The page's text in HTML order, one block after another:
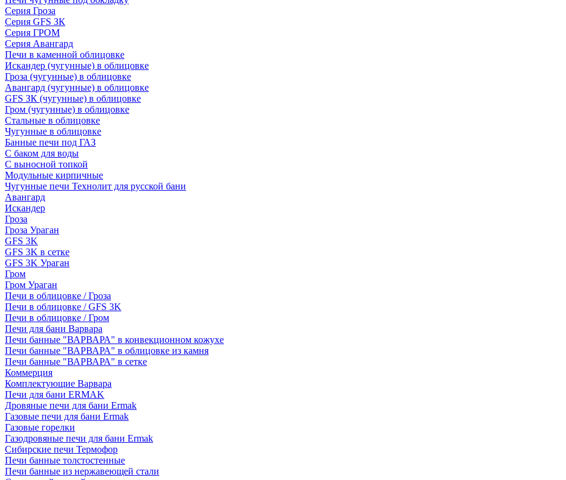
Серия Гроза
Серия GFS ЗК
Серия ГРОМ
Серия Авангард
Печи в каменной облицовке
Искандер (чугунные) в облицовке
Гроза (чугунные) в облицовке
Авангард (чугунные) в облицовке
GFS ЗК (чугунные) в облицовке
Гром (чугунные) в облицовке
Стальные в облицовке
Чугунные в облицовке
Банные печи под ГАЗ
С баком для воды
С выносной топкой
Модульные кирпичные
Чугунные печи Технолит для русской бани
Авангард
Искандер
Гроза
Гроза Ураган
GFS 3K
GFS 3K в сетке
GFS 3K Ураган
Гром
Гром Ураган
Печи в облицовке / Гроза
Печи в облицовке / GFS 3K
Печи в облицовке / Гром
Печи для бани Варвара
Печи банные "ВАРВАРА" в конвекционном кожухе
Печи банные "ВАРВАРА" в облицовке из камня
Печи банные "ВАРВАРА" в сетке
Коммерция
Комплектующие Варвара
Печи для бани ERMAK
Дровяные печи для бани Ermak
Газовые печи для бани Ermak
Газовые горелки
Газодровяные печи для бани Ermak
Сибирские печи Термофор
Печи банные толстостенные
Печи банные из нержавеющей стали